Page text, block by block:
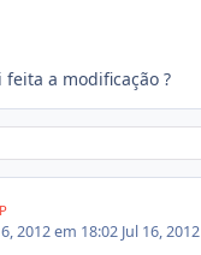
a modificação ?
2012 em 18:02 Jul 16, 2012